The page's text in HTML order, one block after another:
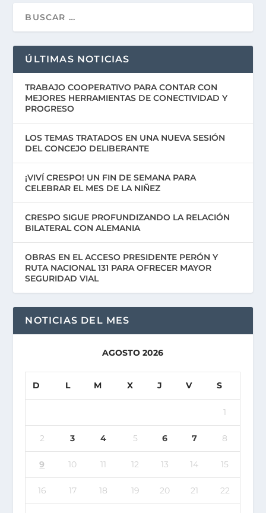
ÚLTIMAS NOTICIAS
TRABAJO COOPERATIVO PARA CONTAR CON
MEJORES HERRAMIENTAS DE CONECTIVIDAD Y
PROGRESO
LOS TEMAS TRATADOS EN UNA NUEVA SESIÓN
DEL CONCEJO DELIBERANTE
¡VIVÍ CRESPO! UN FIN DE SEMANA PARA
CELEBRAR EL MES DE LA NIÑEZ
CRESPO SIGUE PROFUNDIZANDO LA RELACIÓN
BILATERAL CON ALEMANIA
OBRAS EN EL ACCESO PRESIDENTE PERÓN Y
RUTA NACIONAL 131 PARA OFRECER MAYOR
SEGURIDAD VIAL
NOTICIAS DEL MES
AGOSTO 2026
D L M X J V S
1
2 3 4 5 6 7 8
9 10 11 12 13 14 15
16 17 18 19 20 21 22